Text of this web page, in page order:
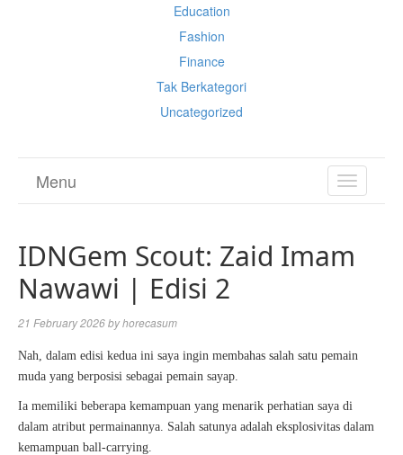
Education
Fashion
Finance
Tak Berkategori
Uncategorized
TOGGLE
Menu
IDNGem Scout: Zaid Imam
Nawawi | Edisi 2
21 February 2026byhorecasum
Nah, dalam edisi kedua ini saya ingin membahas salah satu pemain
muda yang berposisi sebagai pemain sayap.
Ia memiliki beberapa kemampuan yang menarik perhatian saya di
dalam atribut permainannya. Salah satunya adalah eksplosivitas dalam
kemampuan ball-carrying.